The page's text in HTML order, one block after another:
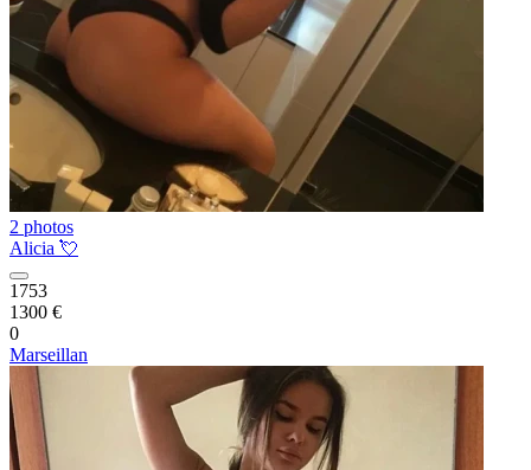
2 photos
Alicia 💘
1753
1300 €
0
Marseillan